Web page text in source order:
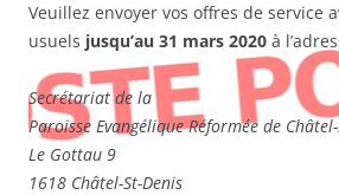
Veuillez envoyer vos offres de service
usuels jusqu’au 31 mars 2020 à
Secrétariat de la
Paroisse Evangélique Réformée de
Le Gottau 9
1618 Châtel-St-Denis